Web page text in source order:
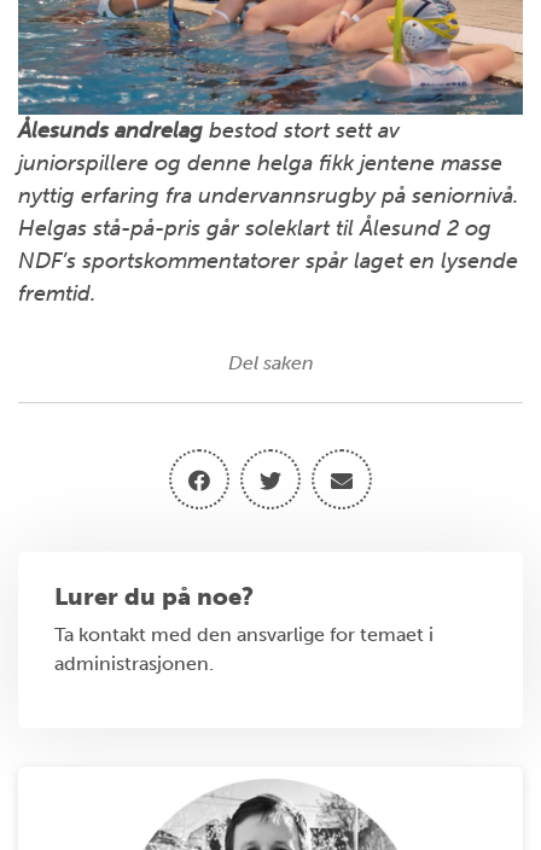
Ålesunds andrelag bestod stort sett av
juniorspillere og denne helga fikk jentene masse
nyttig erfaring fra undervannsrugby på seniornivå.
Helgas stå-på-pris går soleklart til Ålesund 2 og
NDF’s sportskommentatorer spår laget en lysende
fremtid.
Del saken
Lurer du på noe?
Ta kontakt med den ansvarlige for temaet i
administrasjonen.